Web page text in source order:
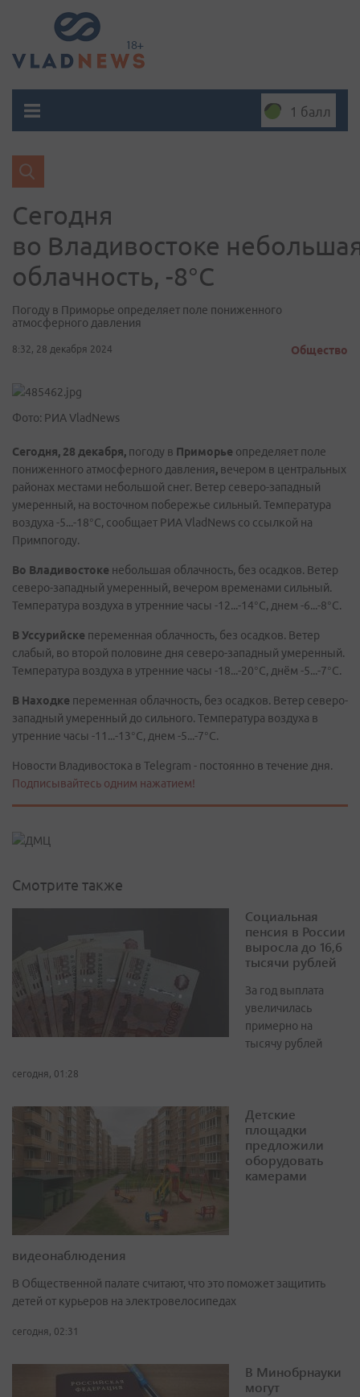
1 балл
Сегодня
во Владивостоке
облачность, -8°C
Погоду в Приморье определяет поле пониженного
атмосферного давления
8:32, 28 декабря 2024 Общество
Фото: РИА VladNews
Сегодня, 28 декабря, погоду в Приморье определяет поле
пониженного атмосферного давления, вечером в центральных
районах местами небольшой снег. Ветер северо-западный
умеренный, на восточном побережье сильный. Температура
воздуха -5...-18°C, сообщает РИА VladNews со ссылкой на
Примпогоду.
Во Владивостоке небольшая облачность, без осадков. Ветер
северо-западный умеренный, вечером временами сильный.
Температура воздуха в утренние часы -12...-14°C, днем -6...-8°C.
В Уссурийске переменная облачность, без осадков. Ветер
слабый, во второй половине дня северо-западный умеренный.
Температура воздуха в утренние часы -18...-20°C, днём -5...-7°C.
В Находке переменная облачность, без осадков. Ветер северо-
западный умеренный до сильного. Температура воздуха в
утренние часы -11...-13°C, днем -5...-7°C.
Новости Владивостока в Telegram - постоянно в течение дня.
Подписывайтесь одним нажатием!
Смотрите также
Социальная
пенсия в России
выросла до 16,6
тысячи рублей
За год выплата
увеличилась
примерно на
тысячу рублей
сегодня, 01:28
Детские
площадки
предложили
оборудовать
камерами
видеонаблюдения
В Общественной палате считают, что это поможет защитить
детей от курьеров на электровелосипедах
сегодня, 02:31
В Минобрнауки
могут